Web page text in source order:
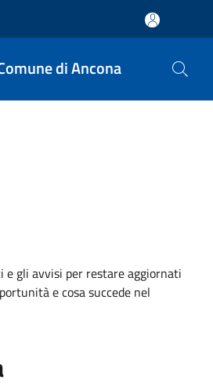
di Ancona
e gli avvisi per restare aggiornati
e cosa succede nel